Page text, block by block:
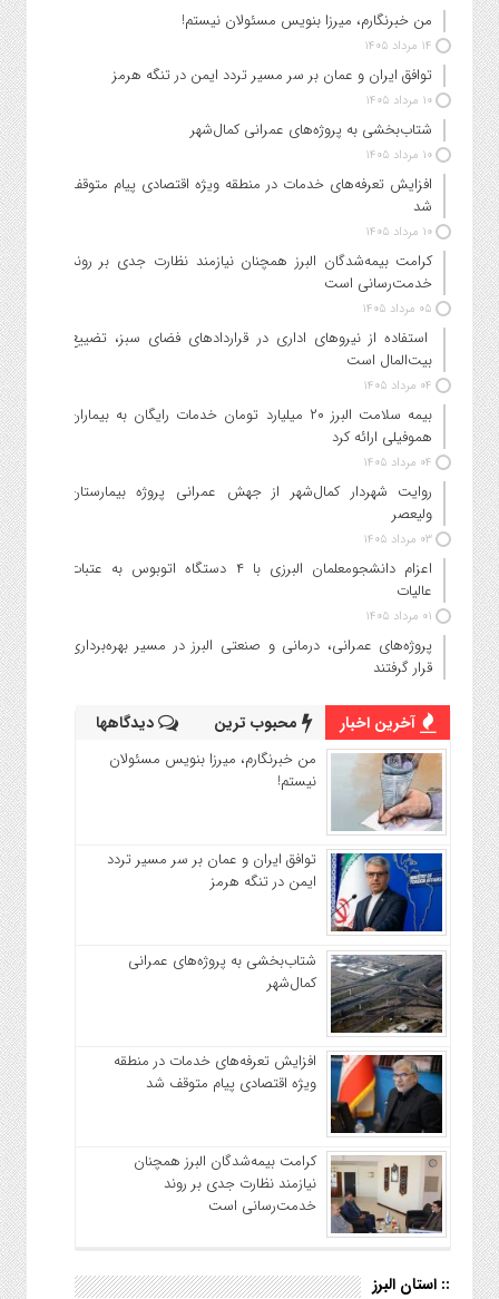
من خبرنگارم، میرزا بنویس مسئولان نیستم!
۱۴ مرداد ۱۴۰۵
توافق ایران و عمان بر سر مسیر تردد ایمن در تنگه هرمز
۱۰ مرداد ۱۴۰۵
شتاب‌بخشی به پروژه‌های عمرانی کمال‌شهر
۱۰ مرداد ۱۴۰۵
افزایش تعرفه‌های خدمات در منطقه ویژه اقتصادی پیام متوقف
شد
۱۰ مرداد ۱۴۰۵
کرامت بیمه‌شدگان البرز همچنان نیازمند نظارت جدی بر روند
خدمت‌رسانی است
۰۵ مرداد ۱۴۰۵
استفاده از نیروهای اداری در قراردادهای فضای سبز، تضییع
بیت‌المال است
۰۴ مرداد ۱۴۰۵
بیمه سلامت البرز ۲۰ میلیارد تومان خدمات رایگان به بیماران
هموفیلی ارائه کرد
۰۴ مرداد ۱۴۰۵
روایت شهردار کمال‌شهر از جهش عمرانی پروژه بیمارستان
ولیعصر
۰۳ مرداد ۱۴۰۵
اعزام دانشجو‌معلمان البرزی با ۴ دستگاه اتوبوس به عتبات
عالیات
۰۱ مرداد ۱۴۰۵
پروژه‌های عمرانی، درمانی و صنعتی البرز در مسیر بهره‌برداری
قرار گرفتند
آخرین اخبار محبوب ترین دیدگاهها
من خبرنگارم، میرزا بنویس مسئولان
نیستم!
توافق ایران و عمان بر سر مسیر تردد
ایمن در تنگه هرمز
شتاب‌بخشی به پروژه‌های عمرانی
کمال‌شهر
افزایش تعرفه‌های خدمات در منطقه
ویژه اقتصادی پیام متوقف شد
کرامت بیمه‌شدگان البرز همچنان
نیازمند نظارت جدی بر روند
خدمت‌رسانی است
:: استان البرز